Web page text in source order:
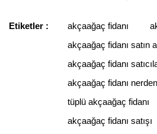
Etiketler : akçaağaç fidanı
akçaağaç fidanı satın
akçaağaç fidanı
akçaağaç fidanı nerden
tüplü akçaağaç fidanı
akçaağaç fidanı satışı